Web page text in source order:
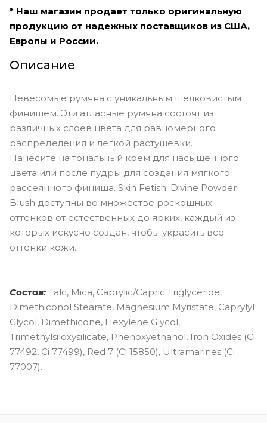
* Наш магазин продает только оригинальную
продукцию от надежных поставщиков из США,
Европы и России.
Описание
Невесомые румяна с уникальным шелковистым
финишем. Эти атласные румяна состоят из
различных слоев цвета для равномерного
распределения и легкой растушевки.
Нанесите на тональный крем для насыщенного
цвета или после пудры для создания мягкого
рассеянного финиша. Skin Fetish: Divine Powder
Blush доступны во множестве роскошных
оттенков от естественных до ярких, каждый из
которых искусно создан, чтобы украсить все
оттенки кожи.
Состав: Talc, Mica, Caprylic/Capric Triglyceride,
Dimethiconol Stearate, Magnesium Myristate, Caprylyl
Glycol, Dimethicone, Hexylene Glycol,
Trimethylsiloxysilicate, Phenoxyethanol, Iron Oxides (Ci
77492, Ci 77499), Red 7 (Ci 15850), Ultramarines (Ci
77007).